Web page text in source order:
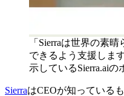
「Sierraは世界の素
できるよう支援しま
示しているSierra.aiの
SierraはCEOが知っているも